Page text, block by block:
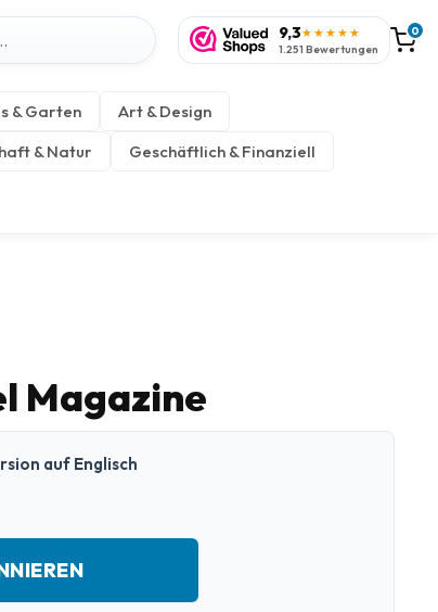
9,3★★★★★
1.251 Bewertungen
0
& Garten
Art & Design
& Natur
Geschäftlich & Finanziell
Magazine
auf Englisch